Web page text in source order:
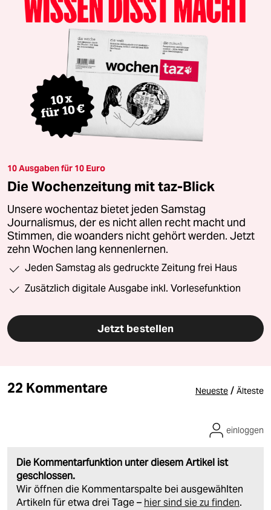
10 Ausgaben für 10 Euro
Die Wochenzeitung mit taz-Blick
Unsere wochentaz bietet jeden Samstag
Journalismus, der es nicht allen recht macht und
Stimmen, die woanders nicht gehört werden. Jetzt
zehn Wochen lang kennenlernen.
Jeden Samstag als gedruckte Zeitung frei Haus
Zusätzlich digitale Ausgabe inkl. Vorlesefunktion
Jetzt bestellen
22 Kommentare Neueste / Älteste
Die Kommentarfunktion unter diesem Artikel ist
geschlossen.
Wir öffnen die Kommentarspalte bei ausgewählten
Artikeln für etwa drei Tage – hier sind sie zu finden.
einloggen